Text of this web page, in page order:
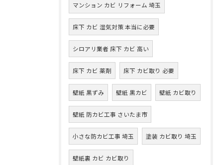
マンション カビ リフォーム 埼玉
床下 カビ 湿気対策 本当に必要
シロアリ業者 床下 カビ 高い
床下 カビ 薬剤 床下 カビ取り 必要
壁紙 黒ずみ 壁紙 黒カビ 壁紙 カビ取り
壁紙 防カビ工事 さいたま市
小さな防カビ工事 埼玉 塗装 カビ取り 埼玉
壁紙裏 カビ カビ取り